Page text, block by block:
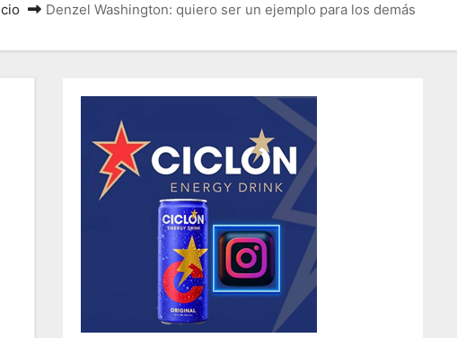
Denzel Washington: quiero ser un ejemplo para los demás